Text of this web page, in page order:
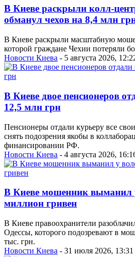
В Киеве раскрыли колл-
обманул чехов на 8,4 млн
В Киеве раскрыли масштабную
которой граждане Чехии потеряли
Новости Киева - 5 августа 2026,
В Киеве двое пенсионеров
12,5 млн грн
Пенсионеры отдали курьеру все
снять подозрения якобы в
финансировании РФ.
Новости Киева - 4 августа 2026,
В Киеве мошенник выманил
миллион гривен
В Киеве правоохранители
Одессы, которого подозревают в
тыс. грн.
Новости Киева - 31 июля 2026, 13:31